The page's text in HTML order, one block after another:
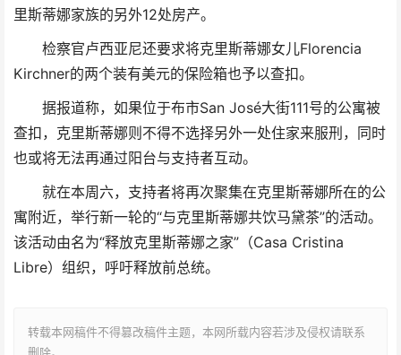
里斯蒂娜家族的另外12处房产。
检察官卢西亚尼还要求将克里斯蒂娜女儿Florencia
Kirchner的两个装有美元的保险箱也予以查扣。
据报道称，如果位于布市San José大街111号的公寓被
查扣，克里斯蒂娜则不得不选择另外一处住家来服刑，同时
也或将无法再通过阳台与支持者互动。
就在本周六，支持者将再次聚集在克里斯蒂娜所在的公
寓附近，举行新一轮的“与克里斯蒂娜共饮马黛茶”的活动。
该活动由名为“释放克里斯蒂娜之家”（Casa Cristina
Libre）组织，呼吁释放前总统。
转载本网稿件不得篡改稿件主题，本网所载内容若涉及侵权请联系